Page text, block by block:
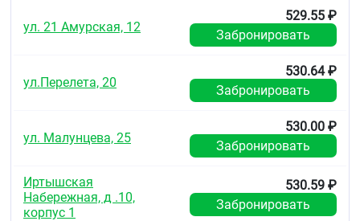
ул. 21 Амурская, 12
529.55 ₽
Забронировать
ул.Перелета, 20
530.64 ₽
Забронировать
ул. Малунцева, 25
530.00 ₽
Забронировать
Иртышская
Набережная, д .10,
корпус 1
530.59 ₽
Забронировать